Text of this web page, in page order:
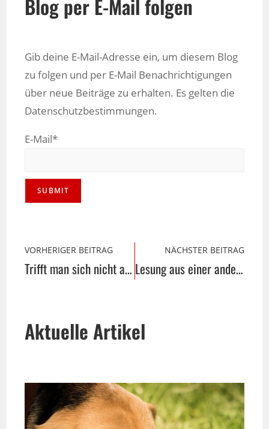
Blog per E-Mail folgen
Gib deine E-Mail-Adresse ein, um diesem Blog
zu folgen und per E-Mail Benachrichtigungen
über neue Beiträge zu erhalten. Es gelten die
Datenschutzbestimmungen.
E-Mail*
VORHERIGER BEITRAG
Trifft man sich nicht auf dieser Welt …
NÄCHSTER BEITRAG
Lesung aus einer anderen Dimension
Aktuelle Artikel